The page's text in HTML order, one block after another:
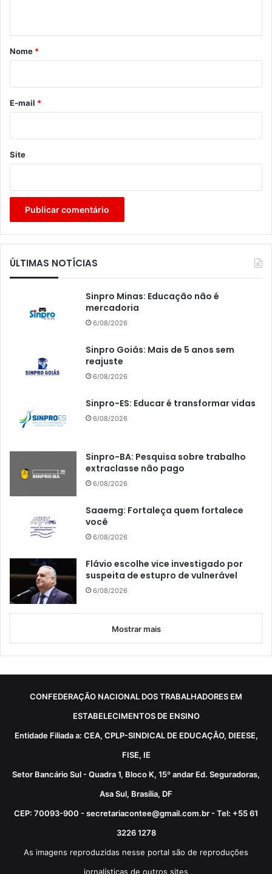
r
*
Nome *
E-mail *
Site
ÚLTIMAS NOTÍCIAS
Sinpro Minas: Educação não é
mercadoria
6/08/2026
Sinpro Goiás: Mais de 5 anos sem
reajuste
6/08/2026
Sinpro-ES: Educar é transformar vidas
6/08/2026
Sinpro-BA: Pesquisa sobre trabalho
extraclasse não pago
6/08/2026
Saaemg: Fortaleça quem fortalece
você
6/08/2026
Flávio escolhe vice investigado por
suspeita de estupro de vulnerável
6/08/2026
Mostrar mais
CONFEDERAÇÃO NACIONAL DOS TRABALHADORES EM
ESTABELECIMENTOS DE ENSINO
Entidade Filiada a: CEA, CPLP-SINDICAL DE EDUCAÇÃO, DIEESE,
FISE, IE
Setor Bancário Sul - Quadra 1, Bloco K, 15º andar Ed. Seguradoras,
Asa Sul, Brasília, DF
CEP: 70093-900 - secretariacontee@gmail.com.br - Tel: +55 61
3226 1278
As imagens reproduzidas nesse portal são de reproduções
jornalísticas de outros sites